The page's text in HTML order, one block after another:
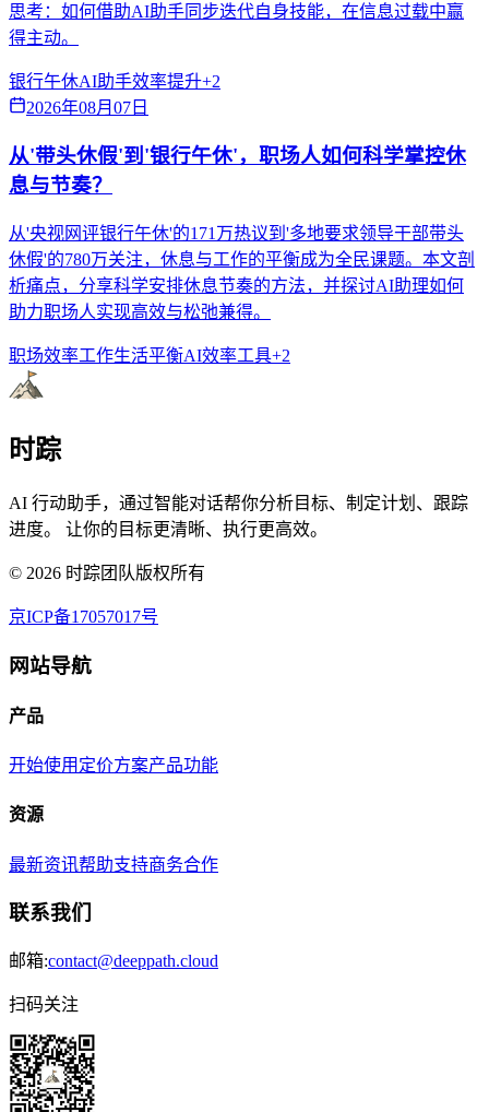
思考：如何借助AI助手同步迭代自身技能，在信息过载中赢
得主动。
银行午休AI助手效率提升+2
2026年08月07日
从'带头休假'到'银行午休'，职场人如何科学掌控休
息与节奏？
从'央视网评银行午休'的171万热议到'多地要求领导干部带头
休假'的780万关注，休息与工作的平衡成为全民课题。本文剖
析痛点，分享科学安排休息节奏的方法，并探讨AI助理如何
助力职场人实现高效与松弛兼得。
职场效率工作生活平衡AI效率工具+2
时踪
AI 行动助手，通过智能对话帮你分析目标、制定计划、跟踪
进度。 让你的目标更清晰、执行更高效。
© 2026 时踪团队版权所有
京ICP备17057017号
网站导航
产品
开始使用 定价方案产品功能
资源
最新资讯帮助支持商务合作
联系我们
邮箱:contact@deeppath.cloud
扫码关注